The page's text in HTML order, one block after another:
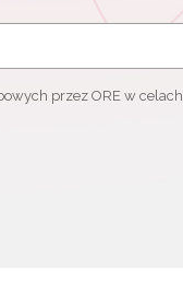
przez ORE w celach